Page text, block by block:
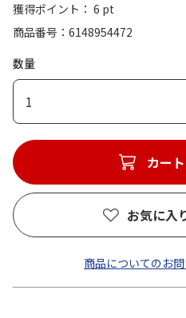
獲得ポイント： 6 pt
商品番号
6148954472
数量
1
カー
お気に入
商品についてのお